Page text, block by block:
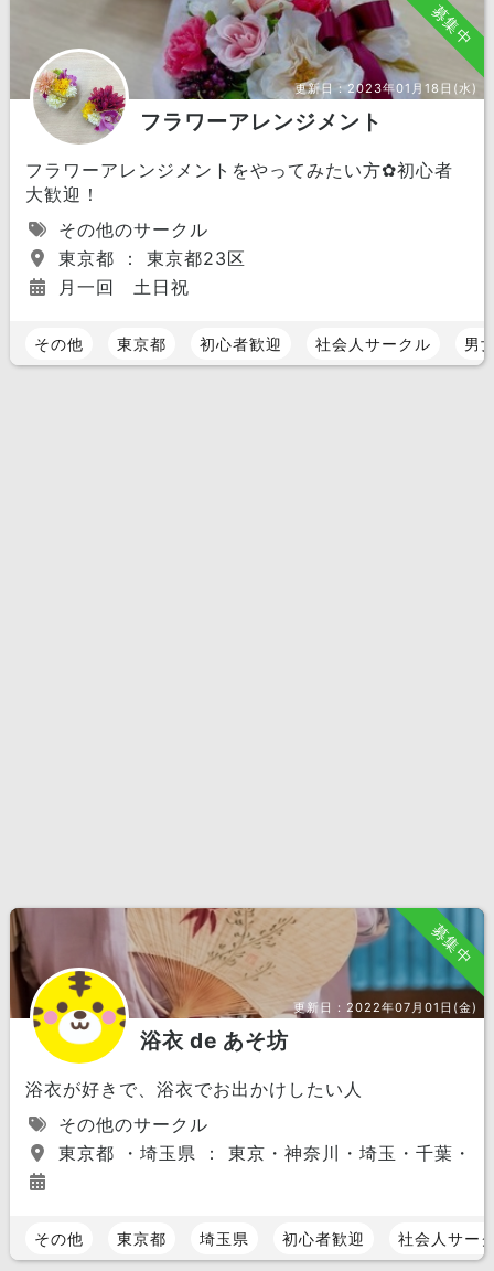
募集中
更新日：2023年01月18日(水)
フラワーアレンジメント
フラワーアレンジメントをやってみたい方✿初心者
大歓迎！
その他のサークル
東京都 ： 東京都23区
月一回 土日祝
その他 東京都 初心者歓迎 社会人サークル 男
募集中
更新日： 2022年07月01日(金)
浴衣 de あそ坊
浴衣が好きで、浴衣でお出かけしたい人
その他のサークル
東京都 ・埼玉県 ： 東京・神奈川・埼玉・千葉・
その他 東京都 埼玉県 初心者歓迎 社会人サー